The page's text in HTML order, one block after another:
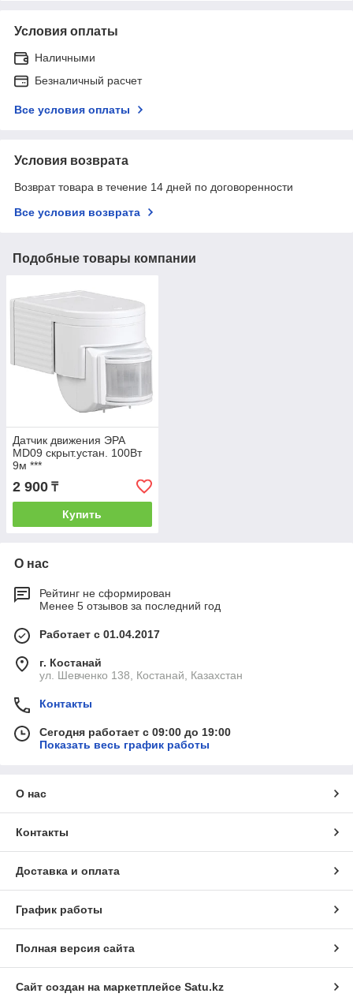
Условия оплаты
Наличными
Безналичный расчет
Все условия оплаты
Условия возврата
Возврат товара в течение 14 дней по договоренности
Все условия возврата
Подобные товары компании
Датчик движения ЭРА
MD09 скрыт.устан. 100Вт
9м ***
2 900 ₸
Купить
О нас
Рейтинг не сформирован
Менее 5 отзывов за последний год
Работает с 01.04.2017
г. Костанай
ул. Шевченко 138, Костанай, Казахстан
Контакты
Сегодня работает с 09:00 до 19:00
Показать весь график работы
О нас
Контакты
Доставка и оплата
График работы
Полная версия сайта
Сайт создан на маркетплейсе Satu.kz